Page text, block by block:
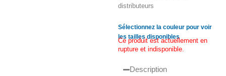
distributeurs
Sélectionnez la couleur pour voir
les tailles disponibles
Ce produit est actuellement en
rupture et indisponible.
Description